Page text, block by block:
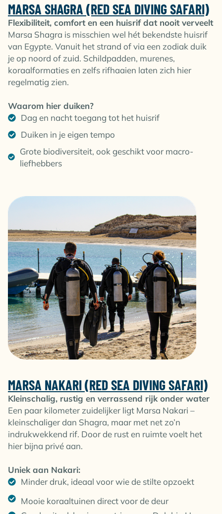
MARSA SHAGRA (RED SEA DIVING SAFARI)
Flexibiliteit, comfort en een huisrif dat nooit verveelt
Marsa Shagra is misschien wel hét bekendste huisrif
van Egypte. Vanuit het strand of via een zodiak duik
je op noord of zuid. Schildpadden, murenes,
koraalformaties en zelfs rifhaaien laten zich hier
regelmatig zien.
Waarom hier duiken?
Dag en nacht toegang tot het huisrif
Duiken in je eigen tempo
Grote biodiversiteit, ook geschikt voor macro-
liefhebbers
MARSA NAKARI (RED SEA DIVING SAFARI)
Kleinschalig, rustig en verrassend rijk onder water
Een paar kilometer zuidelijker ligt Marsa Nakari –
kleinschaliger dan Shagra, maar met net zo’n
indrukwekkend rif. Door de rust en ruimte voelt het
hier bijna privé aan.
Uniek aan Nakari:
Minder druk, ideaal voor wie de stilte opzoekt
Mooie koraaltuinen direct voor de deur